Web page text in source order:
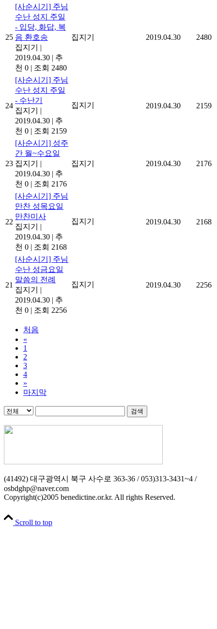
25
[사순시기] 주님
수난 성지 주일
- 입당, 화답, 복
음 환호송
집지기
|
2019.04.30 | 추
천 0 | 조회 2480
집지기 2019.04.30 2480
24
[사순시기] 주님
수난 성지 주일
- 수난기
집지기
|
2019.04.30 | 추
천 0 | 조회 2159
집지기 2019.04.30 2159
23
[사순시기] 성주
간 월~수요일
집지기
|
2019.04.30 | 추
천 0 | 조회 2176
집지기 2019.04.30 2176
22
[사순시기] 주님
만찬 성목요일
만찬미사
집지기
|
2019.04.30 | 추
천 0 | 조회 2168
집지기 2019.04.30 2168
21
[사순시기] 주님
수난 성금요일
말씀의 전례
집지기
|
2019.04.30 | 추
천 0 | 조회 2256
집지기 2019.04.30 2256
처음
«
1
2
3
4
»
마지막
검색
(41492) 대구광역시 북구 사수로 363-36 / 053)313-3431~4 /
osbdghp@naver.com
Copyright(c)2005 benedictine.or.kr. All rights Reserved.
Scroll to top